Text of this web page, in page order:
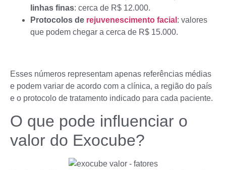
linhas finas: cerca de R$ 12.000.
Protocolos de rejuvenescimento facial : valores
que podem chegar a cerca de R$ 15.000.
Esses números representam apenas referências médias
e podem variar de acordo com a clínica, a região do país
e o protocolo de tratamento indicado para cada paciente.
O que pode influenciar o
valor do Exocube?